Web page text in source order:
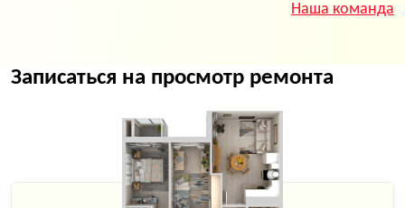
Наша команда
Записаться на просмотр ремонта